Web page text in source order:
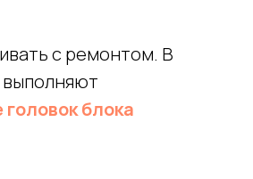
с ремонтом. В
блока